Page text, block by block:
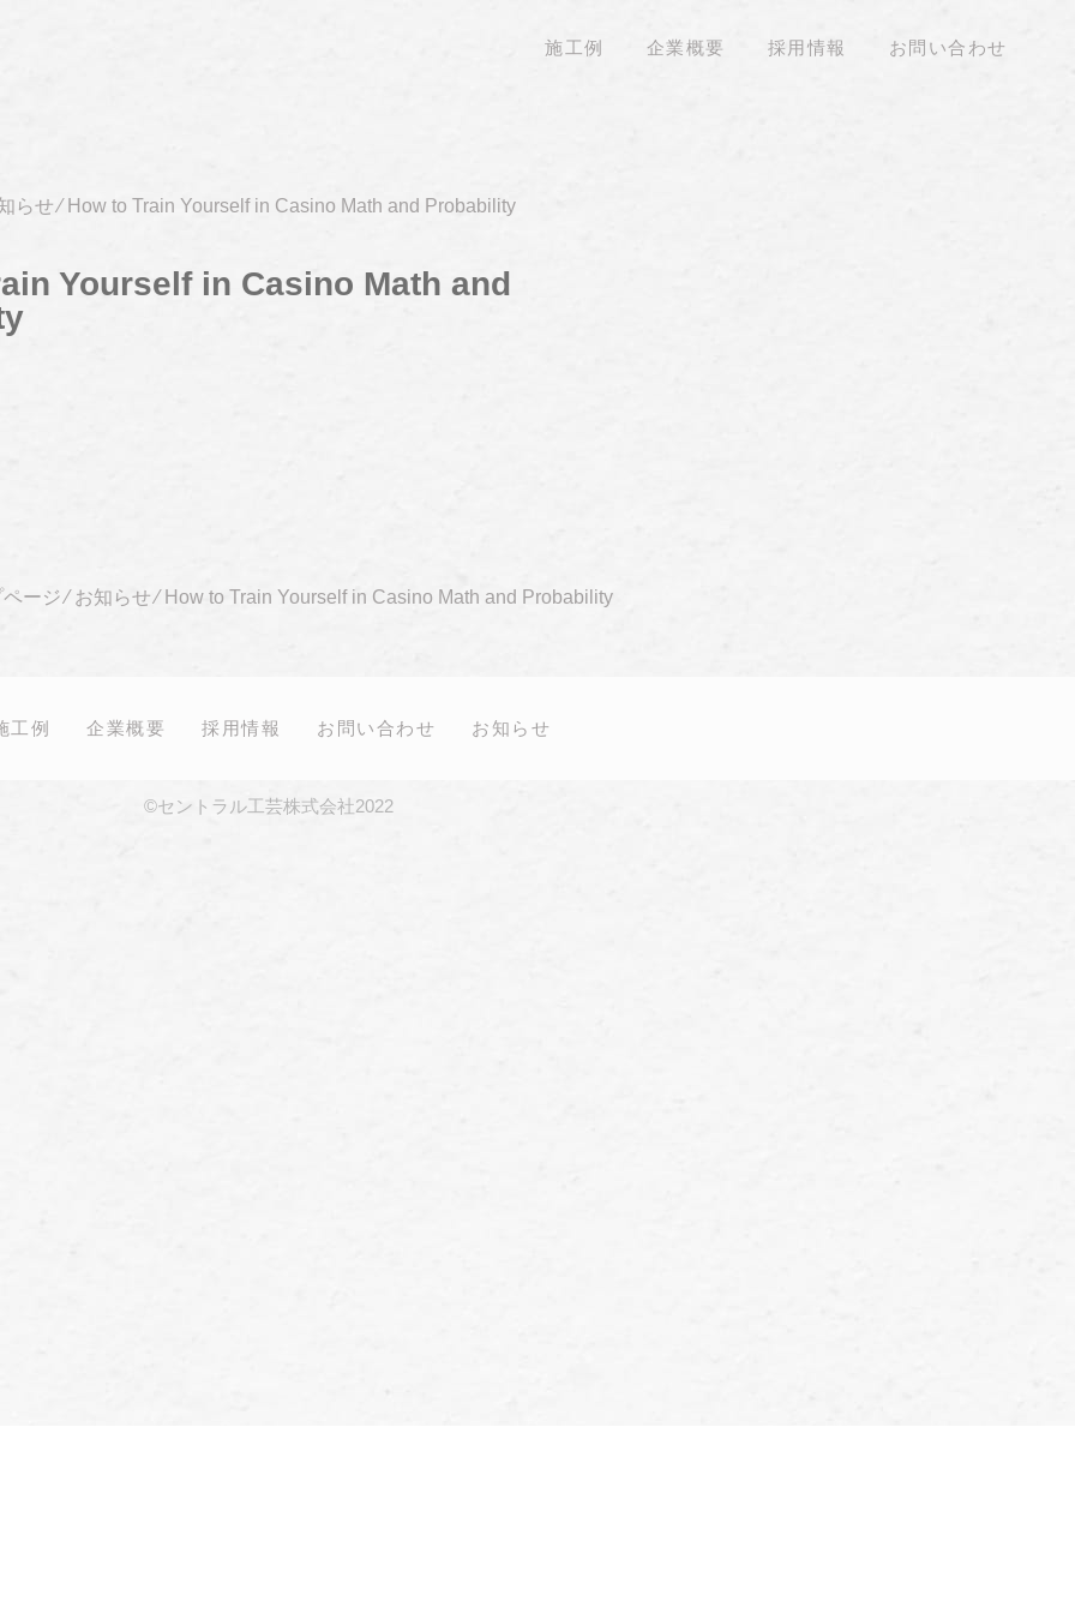
施工例 企業概要 採用情報 お問い合わせ
らせ⁄ How to Train Yourself in Casino Math and Probability
Yourself in Casino Math and
ージ⁄ お知らせ⁄ How to Train Yourself in Casino Math and Probability
工例 企業概要 採用情報 お問い合わせ お知らせ
©セントラル工芸株式会社2022